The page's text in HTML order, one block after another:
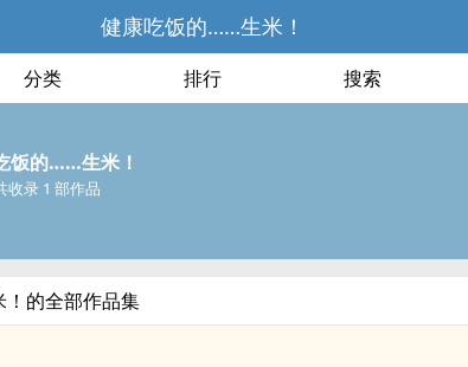
健康吃饭的……生米！
分类 排行 搜索
饭的……生米！
收录 1 部作品
的全部作品集